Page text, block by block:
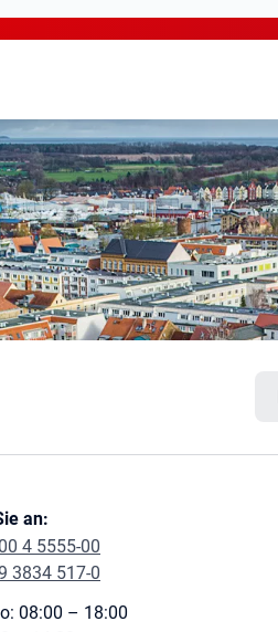
an:
4 5555-00
3834 517-0
08:00 – 18:00